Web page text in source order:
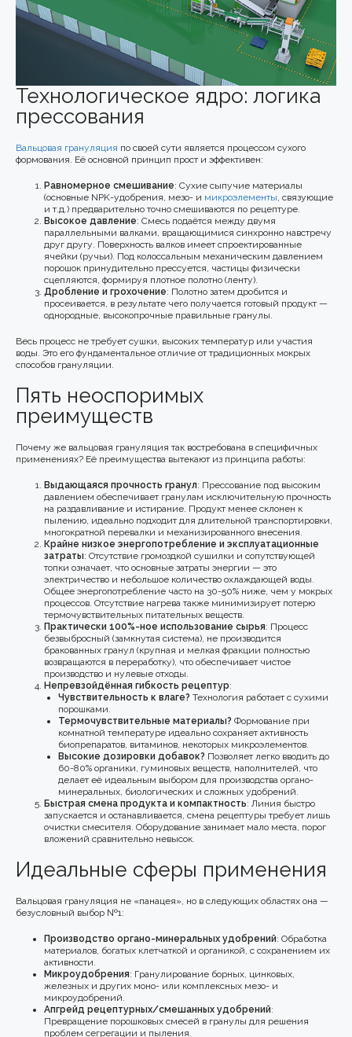
Технологическое ядро: логика
прессования
Вальцовая грануляция по своей сути является процессом сухого
формования. Её основной принцип прост и эффективен:
Равномерное смешивание: Сухие сыпучие материалы
(основные NPK-удобрения, мезо- и микроэлементы, связующие
и т.д.) предварительно точно смешиваются по рецептуре.
Высокое давление: Смесь подаётся между двумя
параллельными валками, вращающимися синхронно навстречу
друг другу. Поверхность валков имеет спроектированные
ячейки (ручьи). Под колоссальным механическим давлением
порошок принудительно прессуется, частицы физически
сцепляются, формируя плотное полотно (ленту).
Дробление и грохочение: Полотно затем дробится и
просеивается, в результате чего получается готовый продукт —
однородные, высокопрочные правильные гранулы.
Весь процесс не требует сушки, высоких температур или участия
воды. Это его фундаментальное отличие от традиционных мокрых
способов грануляции.
Пять неоспоримых
преимуществ
Почему же вальцовая грануляция так востребована в специфичных
применениях? Её преимущества вытекают из принципа работы:
Выдающаяся прочность гранул: Прессование под высоким
давлением обеспечивает гранулам исключительную прочность
на раздавливание и истирание. Продукт менее склонен к
пылению, идеально подходит для длительной транспортировки,
многократной перевалки и механизированного внесения.
Крайне низкое энергопотребление и эксплуатационные
затраты: Отсутствие громоздкой сушилки и сопутствующей
топки означает, что основные затраты энергии — это
электричество и небольшое количество охлаждающей воды.
Общее энергопотребление часто на 30-50% ниже, чем у мокрых
процессов. Отсутствие нагрева также минимизирует потерю
термочувствительных питательных веществ.
Практически 100%-ное использование сырья: Процесс
безвыбросный (замкнутая система), не производится
бракованных гранул (крупная и мелкая фракции полностью
возвращаются в переработку), что обеспечивает чистое
производство и нулевые отходы.
Непревзойдённая гибкость рецептур:
Чувствительность к влаге? Технология работает с сухими
порошками.
Термочувствительные материалы? Формование при
комнатной температуре идеально сохраняет активность
биопрепаратов, витаминов, некоторых микроэлементов.
Высокие дозировки добавок? Позволяет легко вводить до
60-80% органики, гуминовых веществ, наполнителей, что
делает её идеальным выбором для производства органо-
минеральных, биологических и сложных удобрений.
Быстрая смена продукта и компактность: Линия быстро
запускается и останавливается, смена рецептуры требует лишь
очистки смесителя. Оборудование занимает мало места, порог
вложений сравнительно невысок.
Идеальные сферы применения
Вальцовая грануляция не «панацея», но в следующих областях она —
безусловный выбор №1:
Производство органо-минеральных удобрений: Обработка
материалов, богатых клетчаткой и органикой, с сохранением их
активности.
Микроудобрения: Гранулирование борных, цинковых,
железных и других моно- или комплексных мезо- и
микроудобрений.
Апгрейд рецептурных/смешанных удобрений:
Превращение порошковых смесей в гранулы для решения
проблем сегрегации и пыления.